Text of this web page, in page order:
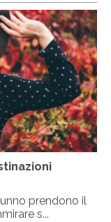
prendono il
s...